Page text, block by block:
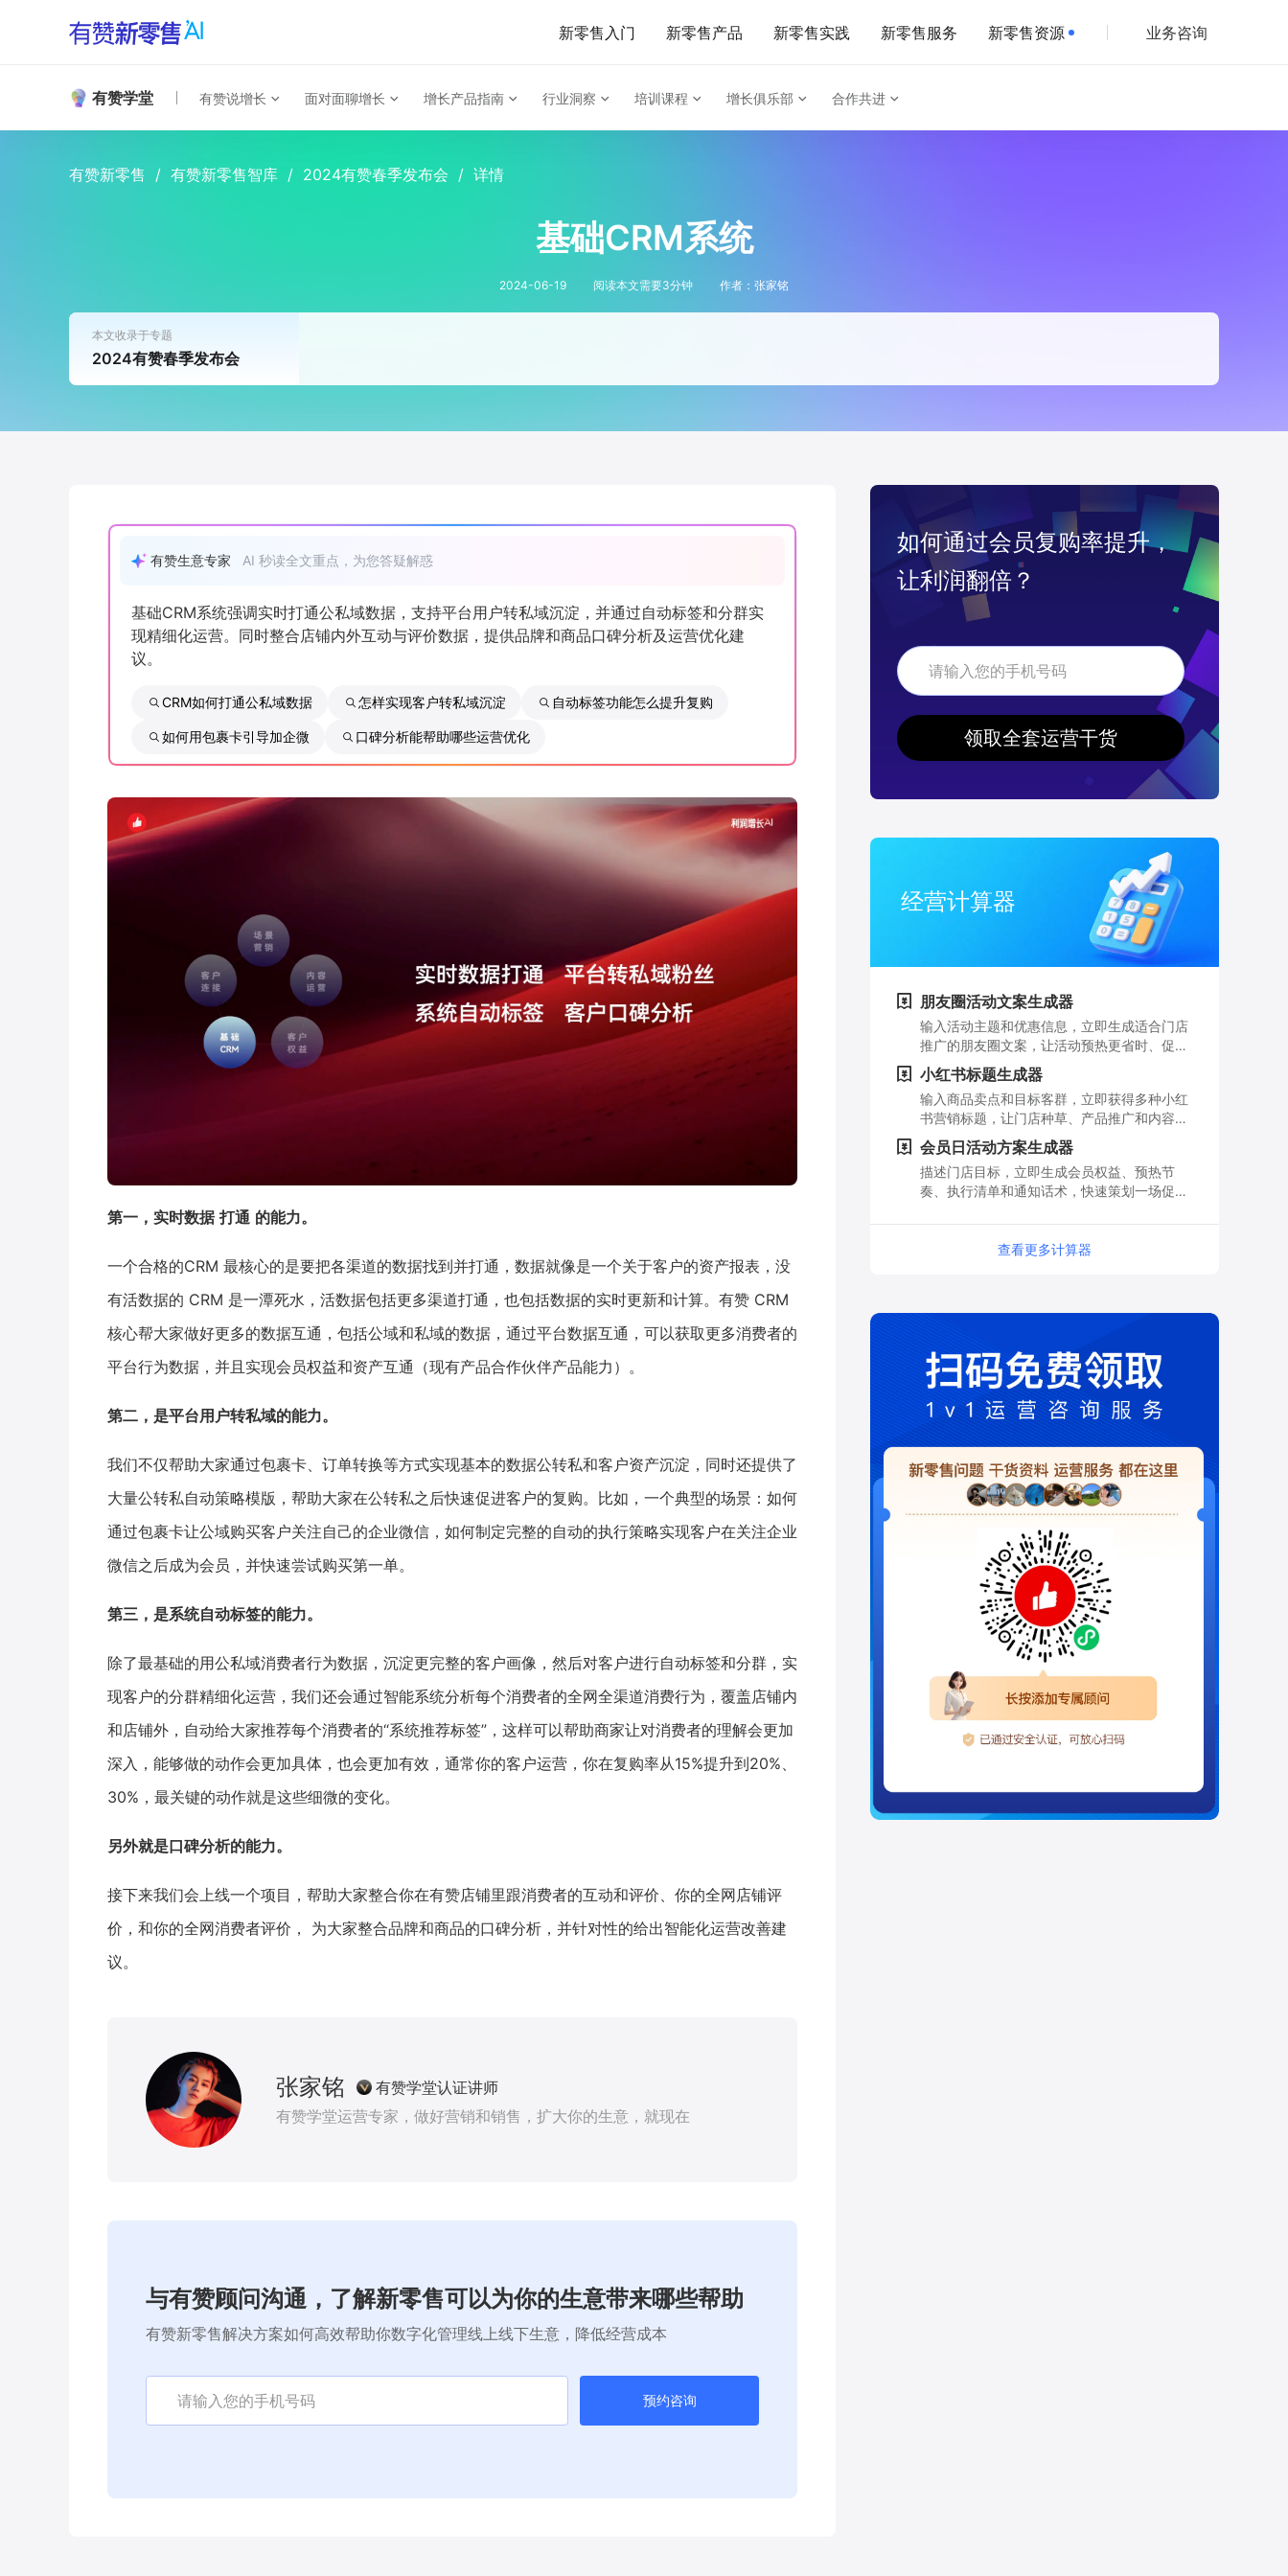
新零售入门 新零售产品 新零售实践 新零售服务 新零售资源 业务咨询
有赞学堂 有赞说增长 面对面聊增长 增长产品指南 行业洞察 培训课程 增长俱乐部 合作共进
有赞新零售 / 有赞新零售智库 / 2024有赞春季发布会 / 详情
基础CRM系统
2024-06-19 阅读本文需要3分钟 作者： 张家铭
本文收录于专题
2024有赞春季发布会
有赞生意专家 AI 秒读全文重点，为您答疑解惑
基础CRM系统强调实时打通公私域数据，支持平台用户转私域沉淀，并通过自动标签和分群实
现精细化运营。同时整合店铺内外互动与评价数据，提供品牌和商品口碑分析及运营优化建
议。
CRM如何打通公私域数据 怎样实现客户转私域沉淀 自动标签功能怎么提升复购
如何用包裹卡引导加企微 口碑分析能帮助哪些运营优化
第一，实时数据 打通 的能力。
一个合格的CRM 最核心的是要把各渠道的数据找到并打通，数据就像是一个关于客户的资产报表，没
有活数据的 CRM 是一潭死水，活数据包括更多渠道打通，也包括数据的实时更新和计算。有赞 CRM
核心帮大家做好更多的数据互通，包括公域和私域的数据，通过平台数据互通，可以获取更多消费者的
平台行为数据，并且实现会员权益和资产互通（现有产品合作伙伴产品能力）。
第二，是平台用户转私域的能力。
我们不仅帮助大家通过包裹卡、订单转换等方式实现基本的数据公转私和客户资产沉淀，同时还提供了
大量公转私自动策略模版，帮助大家在公转私之后快速促进客户的复购。比如，一个典型的场景：如何
通过包裹卡让公域购买客户关注自己的企业微信，如何制定完整的自动的执行策略实现客户在关注企业
微信之后成为会员，并快速尝试购买第一单。
第三，是系统自动标签的能力。
除了最基础的用公私域消费者行为数据，沉淀更完整的客户画像，然后对客户进行自动标签和分群，实
现客户的分群精细化运营，我们还会通过智能系统分析每个消费者的全网全渠道消费行为，覆盖店铺内
和店铺外，自动给大家推荐每个消费者的“系统推荐标签”，这样可以帮助商家让对消费者的理解会更加
深入，能够做的动作会更加具体，也会更加有效，通常你的客户运营，你在复购率从15%提升到20%、
30%，最关键的动作就是这些细微的变化。
另外就是口碑分析的能力。
接下来我们会上线一个项目，帮助大家整合你在有赞店铺里跟消费者的互动和评价、你的全网店铺评
价，和你的全网消费者评价， 为大家整合品牌和商品的口碑分析，并针对性的给出智能化运营改善建
议。
张家铭
有赞学堂认证讲师
有赞学堂运营专家，做好营销和销售，扩大你的生意，就现在
与有赞顾问沟通，了解新零售可以为你的生意带来哪些帮助
有赞新零售解决方案如何高效帮助你数字化管理线上线下生意，降低经营成本
预约咨询
如何通过会员复购率提升，
让利润翻倍？
领取全套运营干货
经营计算器
朋友圈活动文案生成器
输入活动主题和优惠信息，立即生成适合门店
推广的朋友圈文案，让活动预热更省时、促销
信息更有吸引力。
小红书标题生成器
输入商品卖点和目标客群，立即获得多种小红
书营销标题，让门店种草、产品推广和内容获
客更轻松。
会员日活动方案生成器
描述门店目标，立即生成会员权益、预热节
奏、执行清单和通知话术，快速策划一场促进
查看更多计算器